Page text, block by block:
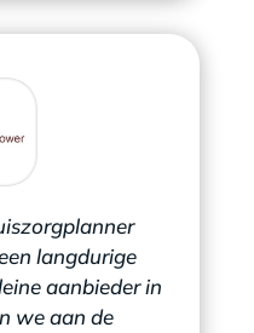
langdurige
aanbieder in
we aan de